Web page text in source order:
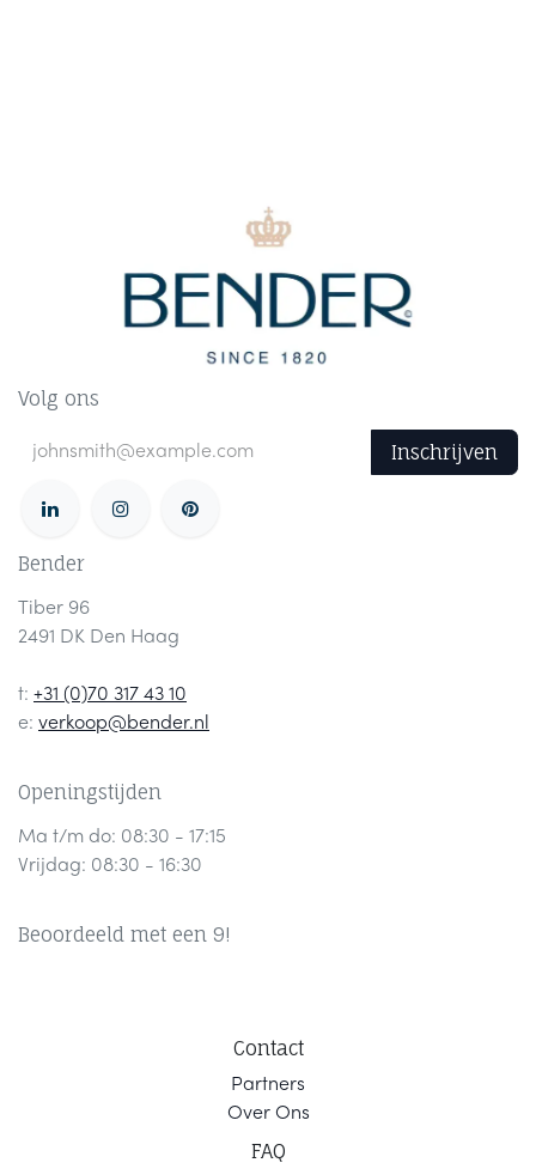
Volg ons
Inschrijven
Bender
Tiber 96
2491 DK Den Haag
t: +31 (0)70 317 43 10
e: verkoop@bender.nl
Openingstijden
Ma t/m do: 08:30 - 17:15
Vrijdag: 08:30 - 16:30
Beoordeeld met een 9!
Contact
Partners
Over Ons
FAQ